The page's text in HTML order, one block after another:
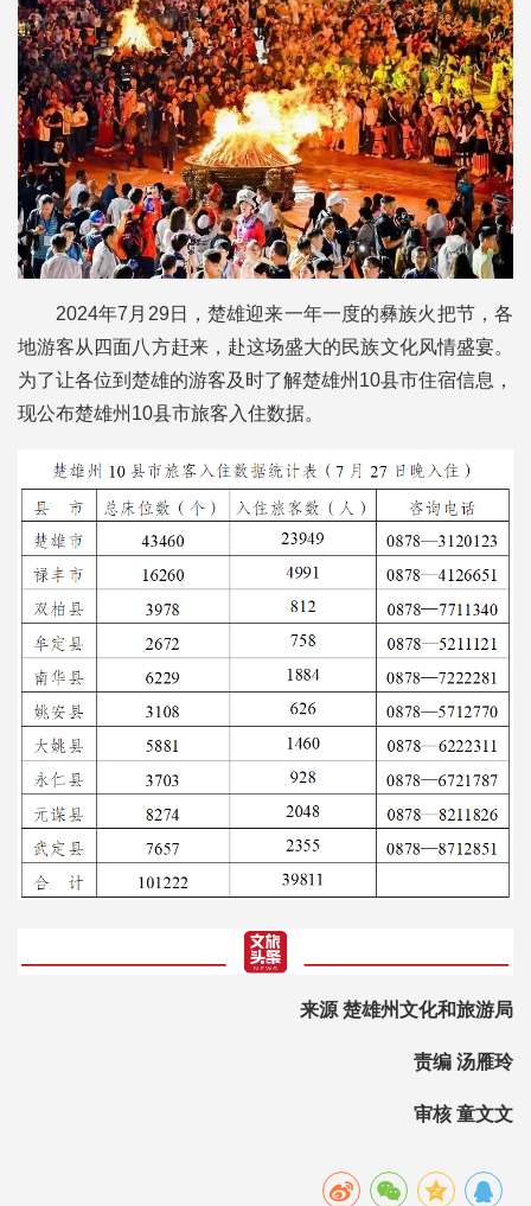
2024年7月29日，楚雄迎来一年一度的彝族火把节，各
地游客从四面八方赶来，赴这场盛大的民族文化风情盛宴。
为了让各位到楚雄的游客及时了解楚雄州10县市住宿信息，
现公布楚雄州10县市旅客入住数据。
来源 楚雄州文化和旅游局
责编 汤雁玲
审核 童文文